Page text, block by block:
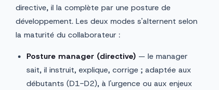
directive, il la complète par une posture de
développement. Les deux modes s'alternent selon
la maturité du collaborateur :
Posture manager (directive) — le manager
sait, il instruit, explique, corrige ; adaptée aux
débutants (D1-D2), à l'urgence ou aux enjeux